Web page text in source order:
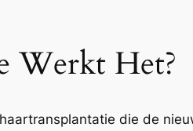
Werkt Het?
die de